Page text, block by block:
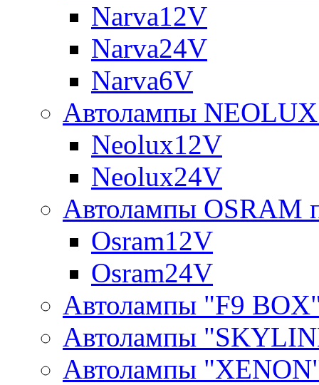
Narva12V
Narva24V
Narva6V
Автолампы
Neolux12V
Neolux24V
Автолампы OSRAM
Osram12V
Osram24V
Автолампы "F9
Автолампы
Автолампы